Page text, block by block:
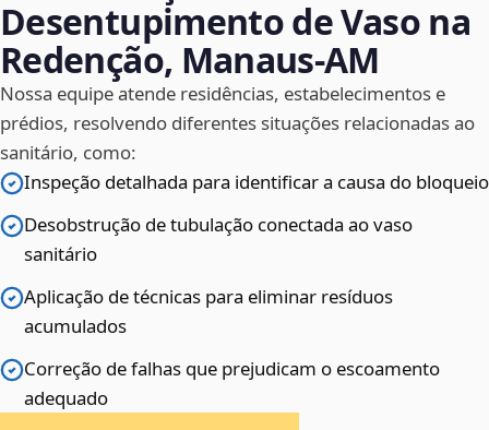
Desentupimento de Vaso na
Redenção, Manaus‑AM
Nossa equipe atende residências, estabelecimentos e
prédios, resolvendo diferentes situações relacionadas ao
sanitário, como:
Inspeção detalhada para identificar a causa do bloqueio
Desobstrução de tubulação conectada ao vaso
sanitário
Aplicação de técnicas para eliminar resíduos
acumulados
Correção de falhas que prejudicam o escoamento
adequado